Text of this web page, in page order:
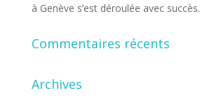
à Genève s’est déroulée avec succès.
Commentaires récents
Archives